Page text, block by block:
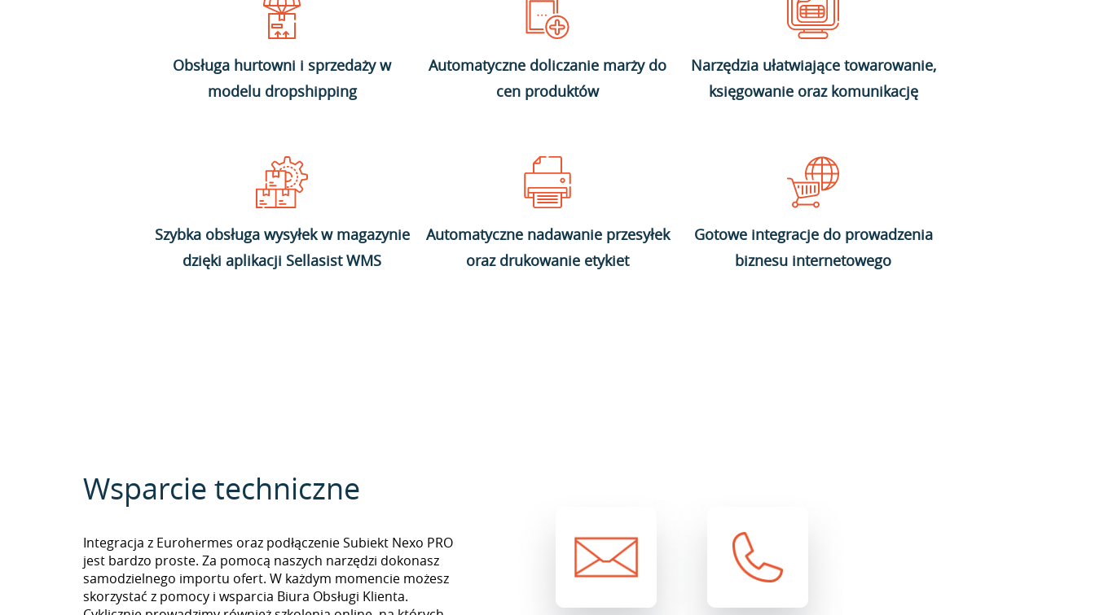
Obsługa hurtowni i sprzedaży w
modelu dropshipping
Automatyczne doliczanie marży do
cen produktów
Narzędzia ułatwiające towarowanie,
księgowanie oraz komunikację
Szybka obsługa wysyłek w magazynie
dzięki aplikacji Sellasist WMS
Automatyczne nadawanie przesyłek
oraz drukowanie etykiet
Gotowe integracje do prowadzenia
biznesu internetowego
Wsparcie techniczne
Integracja z Eurohermes oraz podłączenie Subiekt Nexo PRO
jest bardzo proste. Za pomocą naszych narzędzi dokonasz
samodzielnego importu ofert. W każdym momencie możesz
skorzystać z pomocy i wsparcia Biura Obsługi Klienta.